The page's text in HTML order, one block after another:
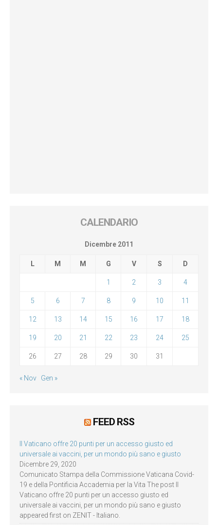
CALENDARIO
Dicembre 2011
L M M G V S D
1 2 3 4
5 6 7 8 9 10 11
12 13 14 15 16 17 18
19 20 21 22 23 24 25
26 27 28 29 30 31
« Nov Gen »
FEED RSS
Il Vaticano offre 20 punti per un accesso giusto ed
universale ai vaccini, per un mondo più sano e giusto
Dicembre 29, 2020
Comunicato Stampa della Commissione Vaticana Covid-
19 e della Pontificia Accademia per la Vita The post Il
Vaticano offre 20 punti per un accesso giusto ed
universale ai vaccini, per un mondo più sano e giusto
appeared first on ZENIT - Italiano.